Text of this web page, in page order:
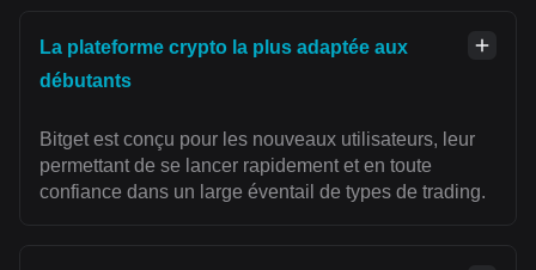
La plateforme crypto la plus adaptée aux
débutants
Bitget est conçu pour les nouveaux utilisateurs, leur
permettant de se lancer rapidement et en toute
confiance dans un large éventail de types de trading.